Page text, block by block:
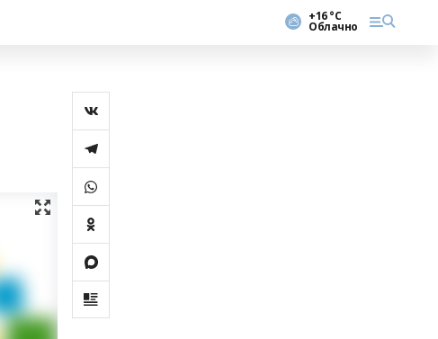
+16 °С
Облачно